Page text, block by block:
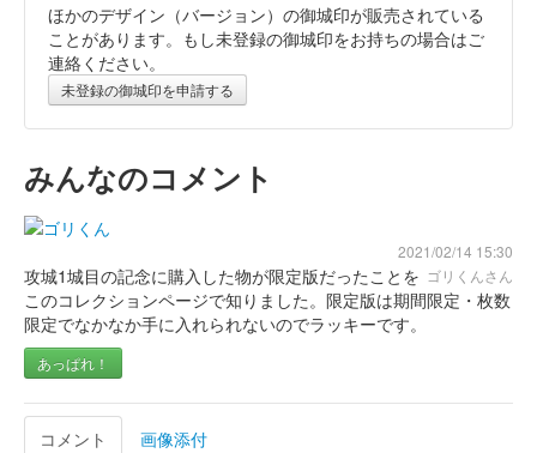
丸岡城 御城印 令和8年冬版一筆啓上
販売終了
丸岡城 御城印 令和七年秋版
丸岡城 御城印 令和七年秋版 一筆啓上
販売終了
丸岡城 御城印
ほかのデザイン（バージョン）の御城印が販売されている
ことがあります。もし未登録の御城印をお持ちの場合はご
連絡ください。
未登録の御城印を申請する
みんなのコメント
2021/02/14 15:30
ゴリくんさん
攻城1城目の記念に購入した物が限定版だったことを
このコレクションページで知りました。限定版は期間限定・枚数
限定でなかなか手に入れられないのでラッキーです。
あっぱれ！
コメント 画像添付